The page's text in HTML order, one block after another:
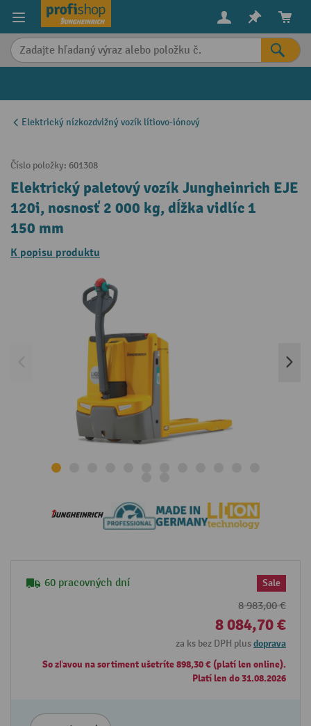
content
Elektrický nízkozdvižný vozík lítiovo-iónový
Číslo položky: 601308
Elektrický paletový vozík Jungheinrich EJE
120i, nosnosť 2 000 kg, dĺžka vidlíc 1
150 mm
K popisu produktu
60 pracovných dní Sale
8 983,00 €
8 084,70 €
za ks bez DPH plusdoprava
So zľavou na sortiment ušetríte 898,30 € (platí len online).
Platí len do 31.08.2026